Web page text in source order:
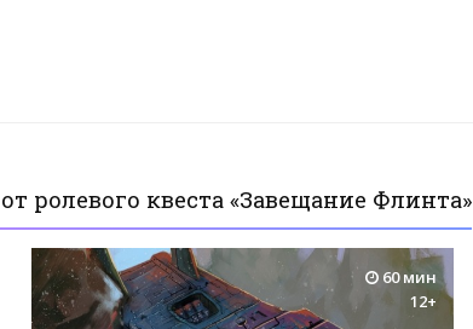
ролевого квеста «Завещание Флинта»
60 мин
12+